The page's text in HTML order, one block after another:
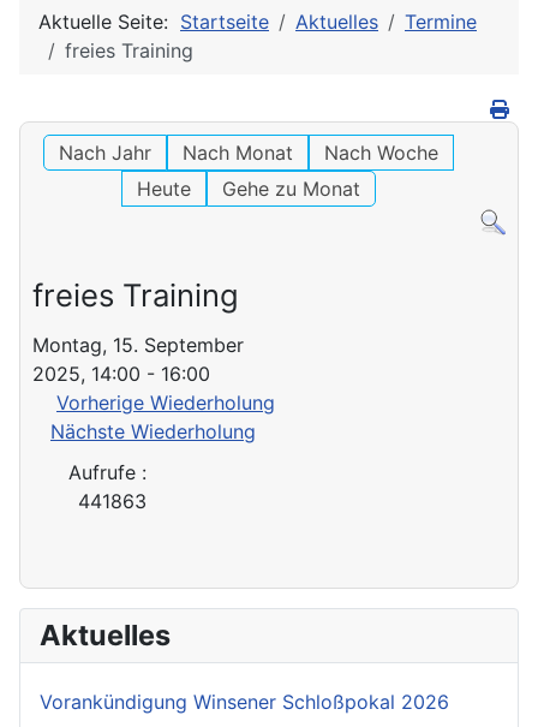
Aktuelle Seite: Startseite Aktuelles
Termine
freies Training
Nach Jahr Nach Monat
Nach Woche
Heute
Gehe zu Monat
freies Training
Montag, 15. September
2025, 14:00 - 16:00
Vorherige Wiederholung
Nächste Wiederholung
Aufrufe:
441863
Aktuelles
Vorankündigung Winsener Schloßpokal 2026